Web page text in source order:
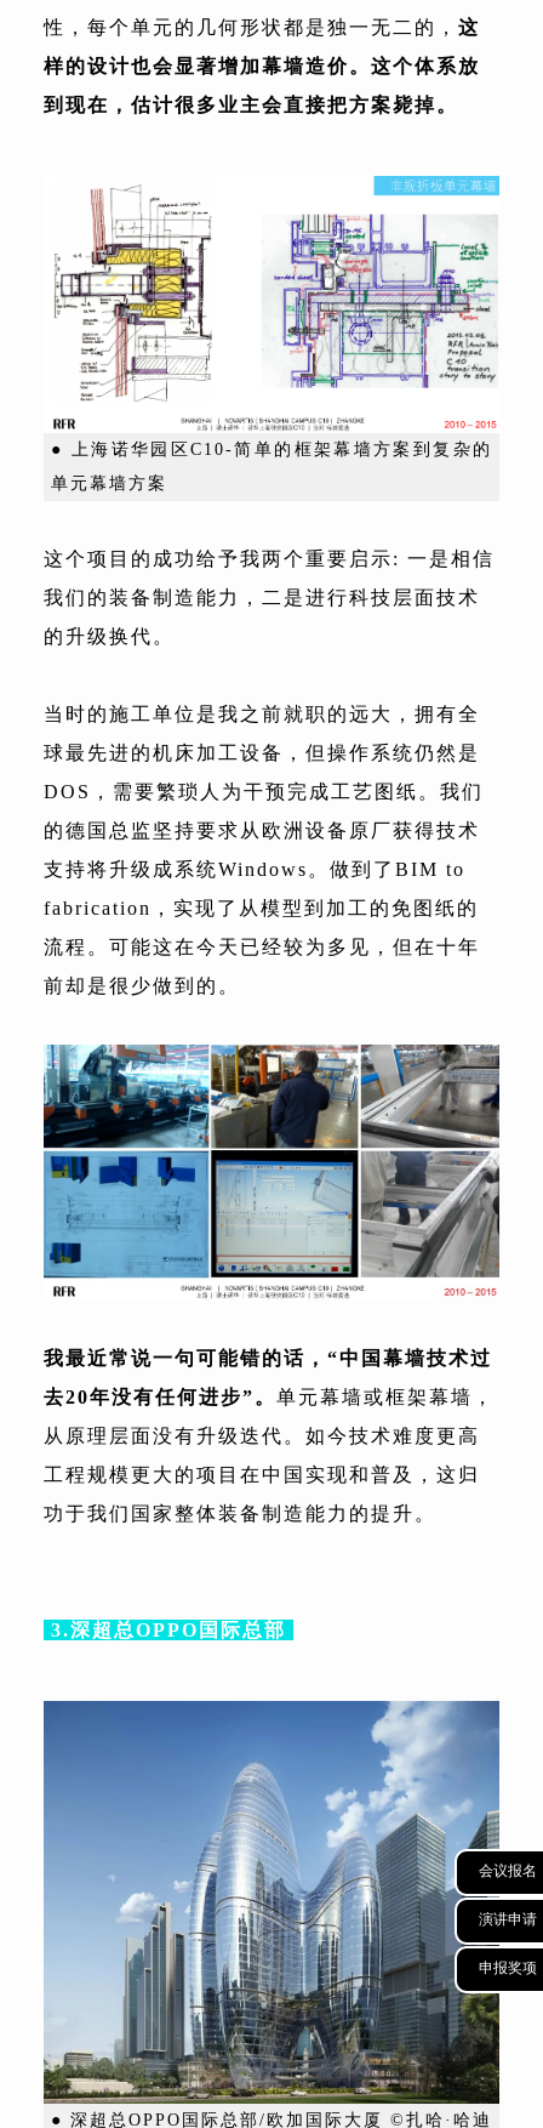
会议报名
演讲申请
申报奖项
性，每个单元的几何形状都是独一无二的， 这
样的设计也会显著增加幕墙造价。这个体系放
到现在，估计很多业主会直接把方案毙掉。
● 上海诺华园区C10-简单的框架幕墙方案到复杂的
单元幕墙方案
这个项目的成功给予我两个重要启示: 一是相信
我们的装备制造能力，二是进行科技层面技术
的升级换代。
当时的施工单位是我之前就职的远大，拥有全
球最先进的机床加工设备，但操作系统仍然是
DOS，需要繁琐人为干预完成工艺图纸。我们
的德国总监坚持要求从欧洲设备原厂获得技术
支持将升级成系统Windows。做到了BIM to
fabrication，实现了从模型到加工的免图纸的
流程。可能这在今天已经较为多见，但在十年
前却是很少做到的。
我最近常说一句可能错的话，“中国幕墙技术过
去20年没有任何进步”。 单元幕墙或框架幕墙，
从原理层面没有升级迭代。如今技术难度更高
工程规模更大的项目在中国实现和普及，这归
功于我们国家整体装备制造能力的提升。
3.深超总OPPO国际总部
● 深超总OPPO国际总部/欧加国际大厦 ©扎哈·哈迪